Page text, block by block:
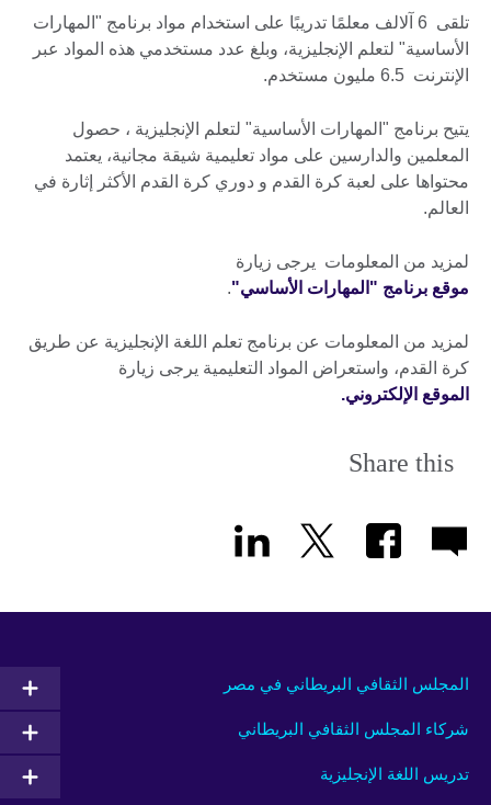
تلقى 6 آلالف معلمًا تدريبًا على استخدام مواد برنامج "المهارات
الأساسية" لتعلم الإنجليزية، وبلغ عدد مستخدمي هذه المواد عبر
الإنترنت 6.5 مليون مستخدم.
يتيح برنامج "المهارات الأساسية" لتعلم الإنجليزية ، حصول
المعلمين والدارسين على مواد تعليمية شيقة مجانية، يعتمد
محتواها على لعبة كرة القدم و دوري كرة القدم الأكثر إثارة في
العالم.
لمزيد من المعلومات يرجى زيارة
موقع برنامج "المهارات الأساسي".
لمزيد من المعلومات عن برنامج تعلم اللغة الإنجليزية عن طريق
كرة القدم، واستعراض المواد التعليمية يرجى زيارة
الموقع الإلكتروني.
Share this
المجلس الثقافي البريطاني في مصر
شركاء المجلس الثقافي البريطاني
تدريس اللغة الإنجليزية